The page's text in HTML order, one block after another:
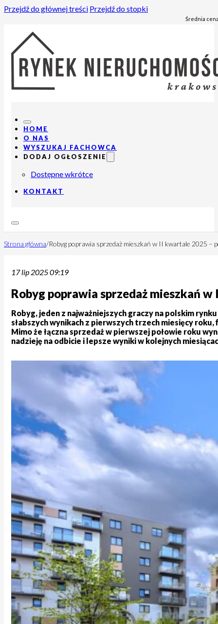
Przejdź do głównej treści Przejdź do stopki
Średnia
HOME
O NAS
WYSZUKAJ FACHOWCA
DODAJ OGŁOSZENIE
Dostępne wkrótce
KONTAKT
Strona główna/Robyg poprawia sprzedaż mieszkań w II kwartale 2025 –
17 lip 2025 09:19
Robyg poprawia sprzedaż mieszkań
Robyg, jeden z najważniejszych graczy na polskim
słabszych wynikach z pierwszych trzech miesięcy
Mimo że łączna sprzedaż w pierwszej połowie roku
nadzieję na odbicie i lepsze wyniki w kolejnych